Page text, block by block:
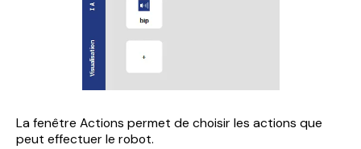
La fenêtre Actions permet de choisir les actions que
peut effectuer le robot.